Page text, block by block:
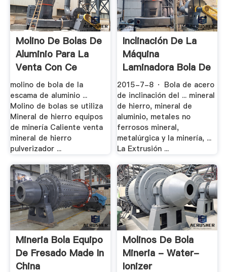
Molino De Bolas De
Aluminio Para La
Venta Con Ce
molino de bola de la
escama de aluminio ...
Molino de bolas se utiliza
Mineral de hierro equipos
de minería Caliente venta
mineral de hierro
pulverizador ...
Inclinación De La
Máquina
Laminadora Bola De
.
2015-7-8 · Bola de acero
de inclinación del ... mineral
de hierro, mineral de
aluminio, metales no
ferrosos mineral,
metalúrgica y la minería, ...
La Extrusión ...
Mineria Bola Equipo
De Fresado Made In
China
Molinos De Bola
Mineria - Water-
Ionizer